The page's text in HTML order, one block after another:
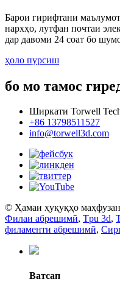
Барои гирифтани
нархҳо, лутфан почтаи
дар давоми 24 соат бо
ҳоло пурсиш
бо мо тамос
Ширкати Torwell
+86 13798511527
info@torwell3d.com
© Ҳамаи ҳуқуқҳо
Филаи абрешимӣ, Tpu 3d,
филаменти абрешимӣ,
Ватсап